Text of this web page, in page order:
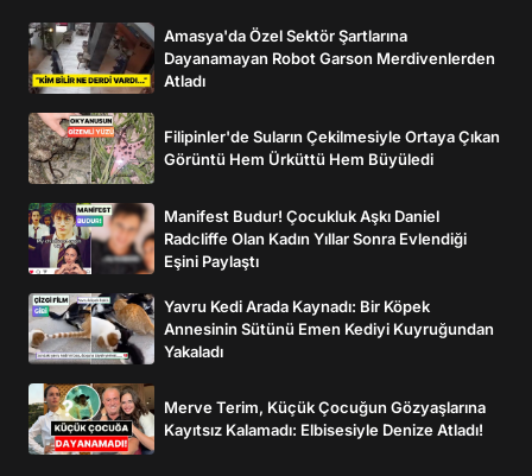
Amasya'da Özel Sektör Şartlarına
Dayanamayan Robot Garson Merdivenlerden
Atladı
Filipinler'de Suların Çekilmesiyle Ortaya Çıkan
Görüntü Hem Ürküttü Hem Büyüledi
Manifest Budur! Çocukluk Aşkı Daniel
Radcliffe Olan Kadın Yıllar Sonra Evlendiği
Eşini Paylaştı
Yavru Kedi Arada Kaynadı: Bir Köpek
Annesinin Sütünü Emen Kediyi Kuyruğundan
Yakaladı
Merve Terim, Küçük Çocuğun Gözyaşlarına
Kayıtsız Kalamadı: Elbisesiyle Denize Atladı!